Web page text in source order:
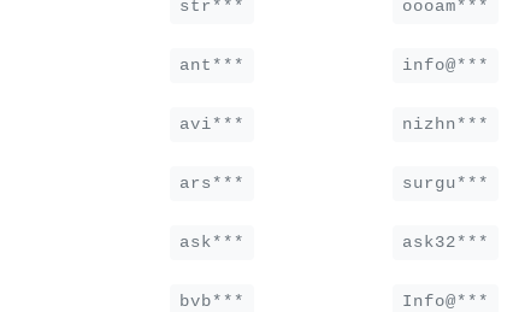
str*** oooam***
ant*** info@***
avi*** nizhn***
ars*** surgu***
ask*** ask32***
bvb*** Info@***